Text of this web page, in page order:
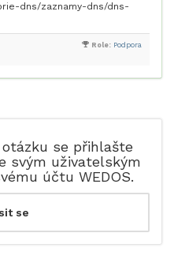
dns/zaznamy-dns/dns-
Role: Podpora
se přihlašte
svým uživatelským
účtu WEDOS.